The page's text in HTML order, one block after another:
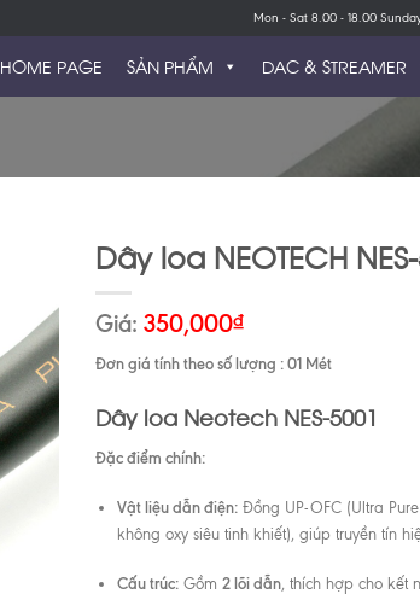
Mon - Sat 8.00 - 18.00
HOME PAGE SẢN PHẨM DAC & STREAMER
Dây loa NEOTECH
Giá: 350,000₫
Đơn giá tính theo số lượng : 01 Mét
Dây loa Neotech NES-5001
Đặc điểm chính:
Vật liệu dẫn điện: Đồng UP-OFC (Ultra
không oxy siêu tinh khiết), giúp truyền tín
Cấu trúc: Gồm2 lõi dẫn , thích hợp cho kết